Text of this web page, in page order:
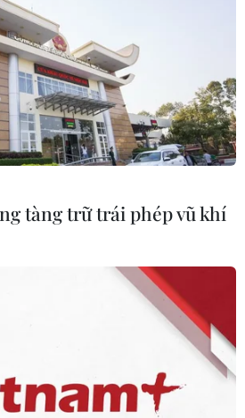
gần 3%, thị
sắc trong tháng
trong “nghi
và áp lực
từ lãi suất
tàng trữ trái phép vũ khí